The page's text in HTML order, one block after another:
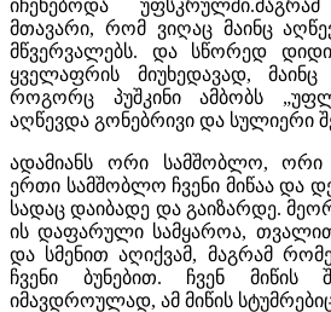
იჩეხებოდა
მთავარი, რომ ვიღაც მაინც
მწვერვალებს. და სწორედ დიდი
ყველაფრის მიუხედავად,
როგორც პუშკინი ამბობს
აღწევდა გონებრივი და სულიერი
ადამიანს ორი სამშობლო, ორი
ერთი სამშობლო ჩვენი მიწაა და
სადაც დაიბადე და გაიზარდე.
ის დაფარული სამყაროა,
და სმენით აღიქვამ, მაგრამ
ჩვენი ბუნებით. ჩვენ
იმავდროულად, ამ მიწის